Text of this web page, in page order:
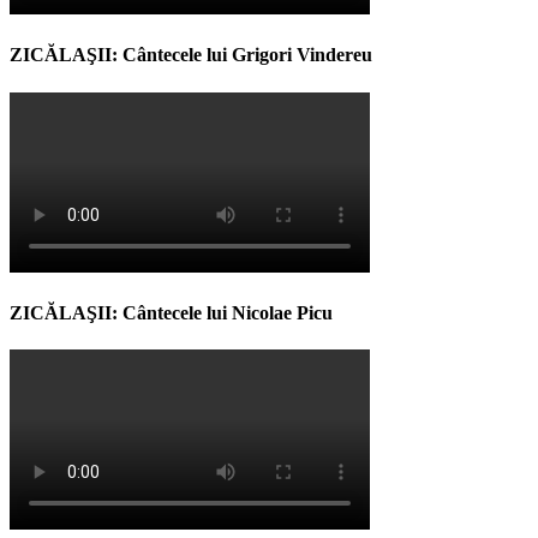
ZICĂLAŞII: Cântecele lui Grigori Vindereu
ZICĂLAŞII: Cântecele lui Nicolae Picu